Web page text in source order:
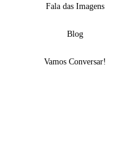
Fala das Imagens
Blog
Vamos Conversar!